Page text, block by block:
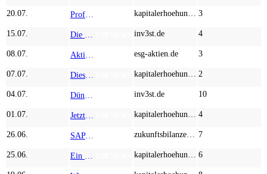
20.07. Profitieren Sie von den Patenten und technologischen Schutzmauern von SAP, MustGrow Biologics und TSMC kapitalerhoehungen.de 3
15.07. Die Zukunft der Ernährung: Große Chancen für MustGrow und K+S! Wie geht es nach dem Absturz bei Evotec weiter? inv3st.de 4
08.07. Aktie vor VERVIELFACHUNG!? Rheinmetall, OHB, MustGrow im Analysten-Check! esg-aktien.de 3
07.07. Dieser Markt wächst jährlich 17,1 %: Bayer und KWS Saat denken um – MustGrow Biologics gefragt kapitalerhoehungen.de 2
04.07. Dünger Notstand 2026: Warum Bayer, MustGrow Biologics und Yara International jetzt auf Ihrer Einkaufsliste stehen müssen inv3st.de 10
01.07. Jetzt geht´s los: Befreiungsschlag für Bayer, Kaufsignal für MustGrow und Kraft Heinz kapitalerhoehungen.de 4
26.06. SAP sucht den Boden, BYD greift an, MustGrow Biologics tankt frisches Geld! Kommt jetzt der Rebound?! zukunftsbilanzen.de 7
25.06. Ein starkes Duo in einem riesigen und ignorierten Wachstumsmarkt: MustGrow Biologics und Bayer, wann ist BayWa über den Berg? kapitalerhoehungen.de 6